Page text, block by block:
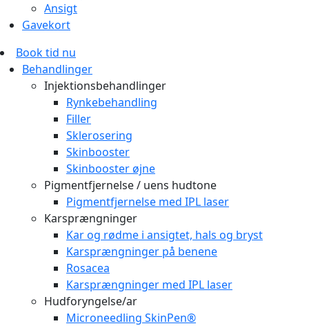
Ansigt
Gavekort
Book tid nu
Behandlinger
Injektionsbehandlinger
Rynkebehandling
Filler
Sklerosering
Skinbooster
Skinbooster øjne
Pigmentfjernelse / uens hudtone
Pigmentfjernelse med IPL laser
Karsprængninger
Kar og rødme i ansigtet, hals og bryst
Karsprængninger på benene
Rosacea
Karsprængninger med IPL laser
Hudforyngelse/ar
Microneedling SkinPen®